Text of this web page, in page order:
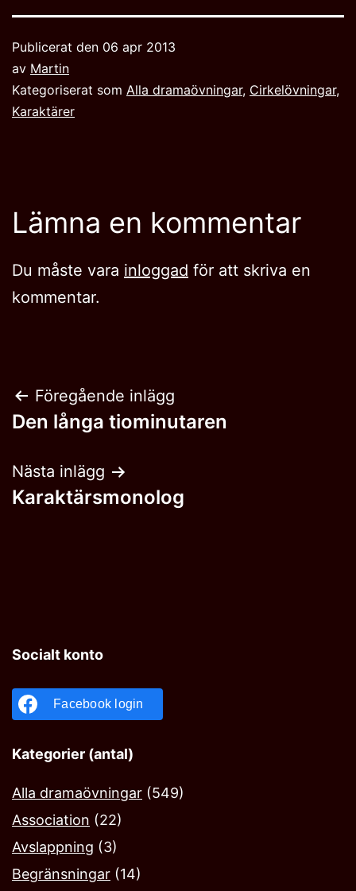
Publicerat den 06 apr 2013
av Martin
Kategoriserat som Alla dramaövningar, Cirkelövningar,
Karaktärer
Lämna en kommentar
Du måste vara inloggad för att skriva en
kommentar.
Inläggsnavigering
Föregående inlägg
Den långa tiominutaren
Nästa inlägg
Karaktärsmonolog
Socialt konto
Facebook login
Kategorier (antal)
Alla dramaövningar (549)
Association (22)
Avslappning (3)
Begränsningar (14)